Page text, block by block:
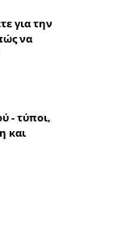
για την
να
- τύποι,
και